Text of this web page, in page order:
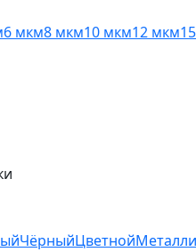
6 мкм8 мкм10 мкм12 мкм15
ЧёрныйЦветной